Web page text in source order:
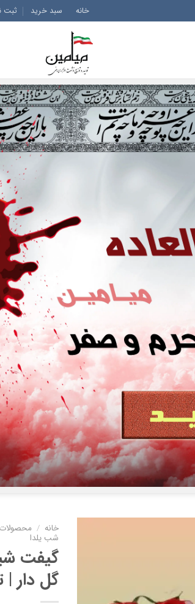
خانه سبد خرید ثبت
خانه /
شب یلدا
گیفت
گل دار